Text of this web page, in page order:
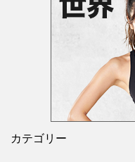
カテゴリー